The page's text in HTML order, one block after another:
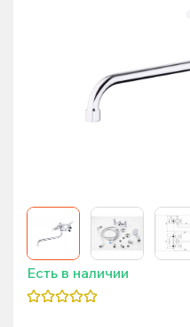
Есть в наличии